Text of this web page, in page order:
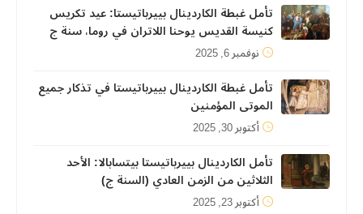
تأمل غبطة الكاردينال بييرباتيستا: عيد تكريس
كنيسة القديس يوحنا اللاتران في روما، سنة ج
نوفمبر 6, 2025
تأمل غبطة الكاردينال بييرباتيستا في تذكار جميع
الموتى المؤمنين
أكتوبر 30, 2025
تأمل الكاردينال بييرباتيستا بيتسابالا: الأحد
الثلاثين من الزمن العادي (السنة ج)
أكتوبر 23, 2025